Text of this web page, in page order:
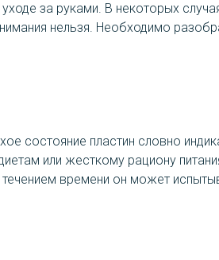
за руками. В некоторых
нельзя. Необходимо
состояние пластин словно
или жесткому рациону
времени он может